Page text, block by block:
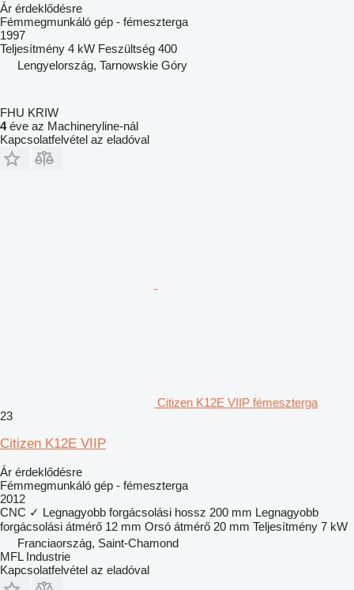
Ár érdeklődésre
Fémmegmunkáló gép - fémeszterga
1997
Teljesítmény 4 kW Feszültség 400
Lengyelország, Tarnowskie Góry
FHU KRIW
4éve az Machineryline-nál
Kapcsolatfelvétel az eladóval
Citizen K12E VIIP fémeszterga
23
Citizen K12E VIIP
Ár érdeklődésre
Fémmegmunkáló gép - fémeszterga
2012
CNC ✓ Legnagyobb forgácsolási hossz 200 mm Legnagyobb
forgácsolási átmérő 12 mm Orsó átmérő 20 mm Teljesítmény 7 kW
Franciaország, Saint-Chamond
MFL Industrie
Kapcsolatfelvétel az eladóval